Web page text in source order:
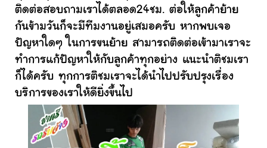
ติดต่อสอบถามเราได้ตลอด24ชม. ต่อให้ลูกค้าย้าย
กันข้ามวันก็จะมีทีมงานอยู่เสมอครับ หากพบเจอ
ปัญหาใดๆ ในการขนย้าย สามารถติดต่อเข้ามาเราจะ
ทำการแก้ปัญหาให้กับลูกค้าทุกอย่าง แนะนำติชมเรา
ก็ได้ครับ ทุกการติชมเราจะได้นำไปปรับปรุงเรื่อง
บริการของเราให้ดียิ่งขึ้นไป